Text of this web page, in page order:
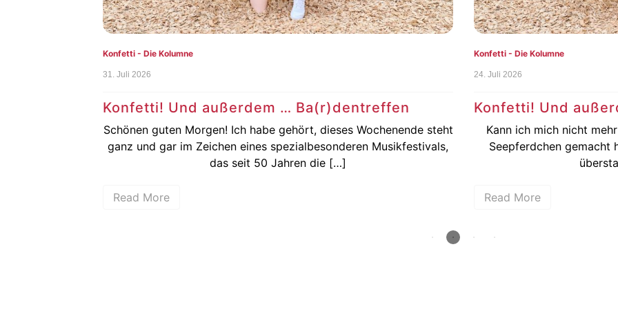
Und außerdem … Ba(r)dentreffen
guten Morgen! Ich habe gehört, dieses Wochenende steht
und gar im Zeichen eines spezialbesonderen Musikfestivals,
das seit 50 Jahren die […]
Konfetti! Und außerdem … Siesta
Kann ich mich nicht mehr so gut erinnern: Ob
Seepferdchen gemacht habe. Wie ich die
überstanden habe. Wie […]